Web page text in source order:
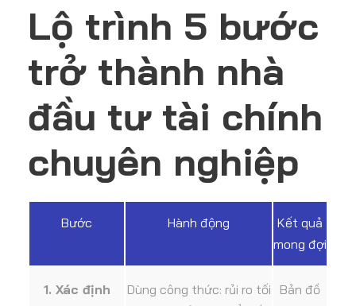
Lộ trình 5 bước
trở thành nhà
đầu tư tài chính
chuyên nghiệp
Bước Hành động
Kết quả
mong đợi
1. Xác định
Dùng công thức: rủi ro tối
Bản đồ